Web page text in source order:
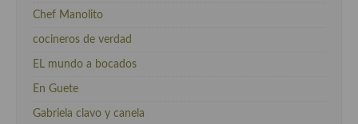
Chef Manolito
cocineros de verdad
EL mundo a bocados
En Guete
Gabriela clavo y canela